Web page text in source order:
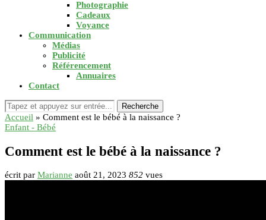
Photographie
Cadeaux
Voyance
Communication
Médias
Publicité
Référencement
Annuaires
Contact
Recherche
Accueil » Comment est le bébé à la naissance ?
Enfant - Bébé
Comment est le bébé à la naissance ?
écrit par Marianne août 21, 2023 852 vues